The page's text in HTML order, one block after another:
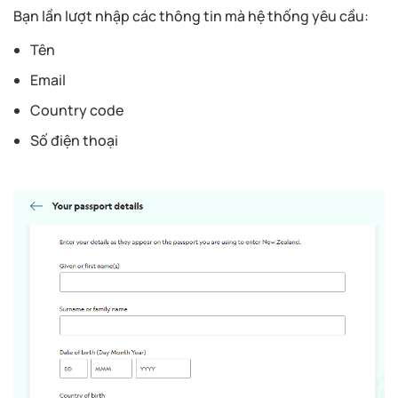
Bạn lần lượt nhập các thông tin mà hệ thống yêu cầu:
Tên
Email
Country code
Số điện thoại